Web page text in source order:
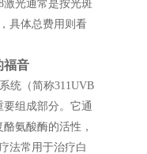
激光通常是按光斑
具体总费用则看
福音
统（简称311UVB
组成部分。它通
氨酸酶的活性，
法常用于治疗白